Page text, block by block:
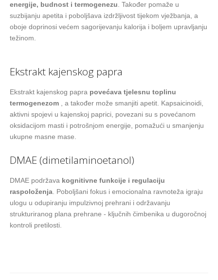
energije, budnost i termogenezu. Također pomaže u
suzbijanju apetita i poboljšava izdržljivost tijekom vježbanja, a
oboje doprinosi većem sagorijevanju kalorija i boljem upravljanju
težinom.
Ekstrakt kajenskog papra
Ekstrakt kajenskog papra povećava tjelesnu toplinu
termogenezom , a također može smanjiti apetit. Kapsaicinoidi,
aktivni spojevi u kajenskoj paprici, povezani su s povećanom
oksidacijom masti i potrošnjom energije, pomažući u smanjenju
ukupne masne mase.
DMAE (dimetilaminoetanol)
DMAE podržava kognitivne funkcije i regulaciju
raspoloženja . Poboljšani fokus i emocionalna ravnoteža igraju
ulogu u odupiranju impulzivnoj prehrani i održavanju
strukturiranog plana prehrane - ključnih čimbenika u dugoročnoj
kontroli pretilosti.